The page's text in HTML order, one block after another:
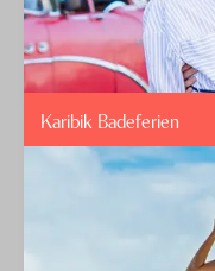
Karibik Badeferien